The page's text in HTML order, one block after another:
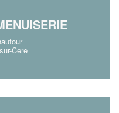
Cere